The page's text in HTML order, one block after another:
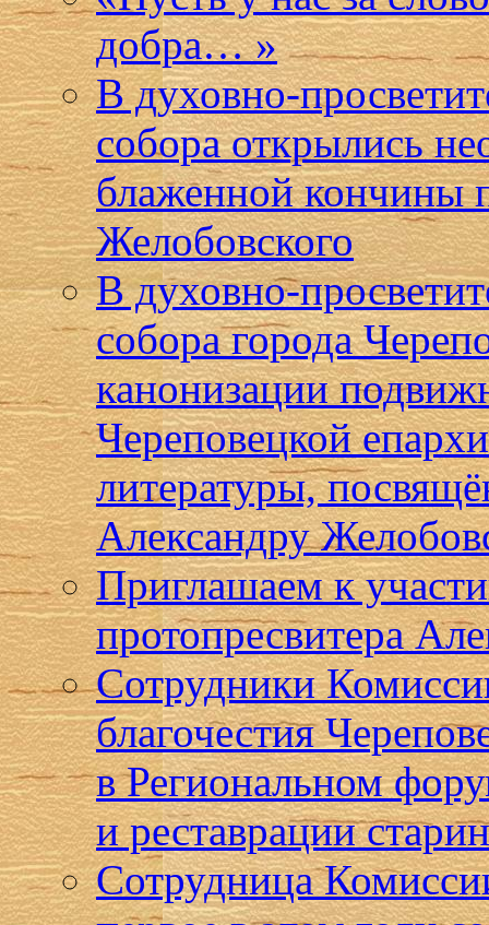
добра… »
В духовно-
собора открылись
блаженной кончины
Желобовского
В духовно-
собора города
канонизации
Череповецкой
литературы,
Александру
Приглашаем к
протопресвитера
Сотрудники
благочестия
в Региональном
и реставрации
Сотрудница